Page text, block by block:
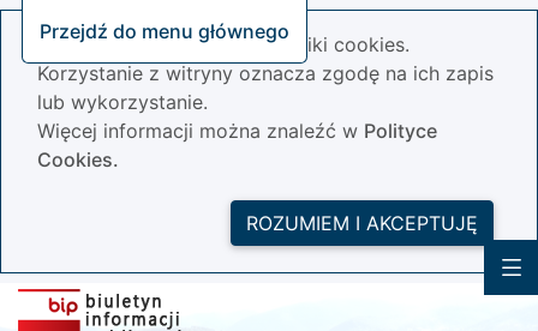
Przejdź do menu głównego
Nasza strona wykorzystuje pliki cookies.
Korzystanie z witryny oznacza zgodę na ich zapis
lub wykorzystanie.
Więcej informacji można znaleźć w Polityce
Cookies.
ROZUMIEM I AKCEPTUJĘ